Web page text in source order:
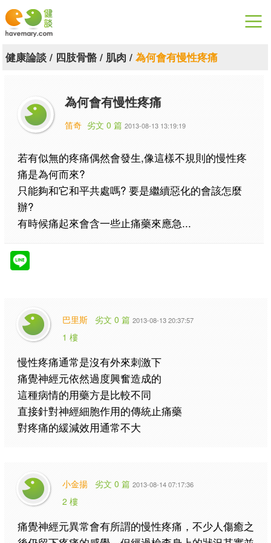
漫漫健康
關於健談
聯絡我們
下載專區
健康論談/ 四肢骨骼/ 肌肉 / 為何會有慢性疼痛
為何會有慢性疼痛
笛奇 劣文 0 篇 2013-08-13 13:19:19
若有似無的疼痛偶然會發生,像這樣不規則的慢性疼
痛是為何而來?
只能夠和它和平共處嗎? 要是繼續惡化的會該怎麼
辦?
有時候痛起來會含一些止痛藥來應急...
巴里斯 劣文 0 篇 2013-08-13 20:37:57
1 樓
慢性疼痛通常是沒有外來刺激下
痛覺神經元依然過度興奮造成的
這種病情的用藥方是比較不同
直接針對神經細胞作用的傳統止痛藥
對疼痛的緩減效用通常不大
小金揚 劣文 0 篇 2013-08-14 07:17:36
2 樓
痛覺神經元異常會有所謂的慢性疼痛，不少人傷癒之